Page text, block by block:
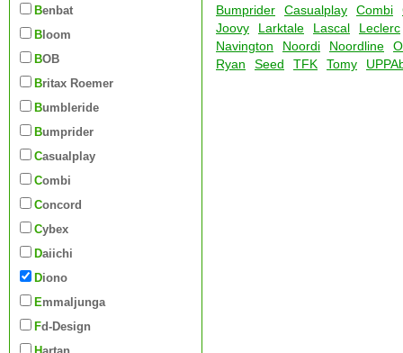
Benbat
Bloom
BOB
Britax Roemer
Bumbleride
Bumprider
Casualplay
Combi
Concord
Cybex
Daiichi
Diono
Emmaljunga
Fd-Design
Bumprider
Casualplay Combi
Joovy
Larktale Lascal
Leclerc
Navington
Noordi Noordline
Ryan
Seed TFK Tomy